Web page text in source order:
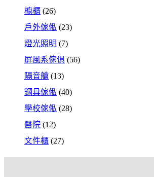
櫥櫃 (26)
戶外傢俬 (23)
燈光照明 (7)
屏風系傢俱 (56)
隔音艙 (13)
鋼具傢俬 (40)
學校傢俬 (28)
醫院 (12)
文件櫃 (27)